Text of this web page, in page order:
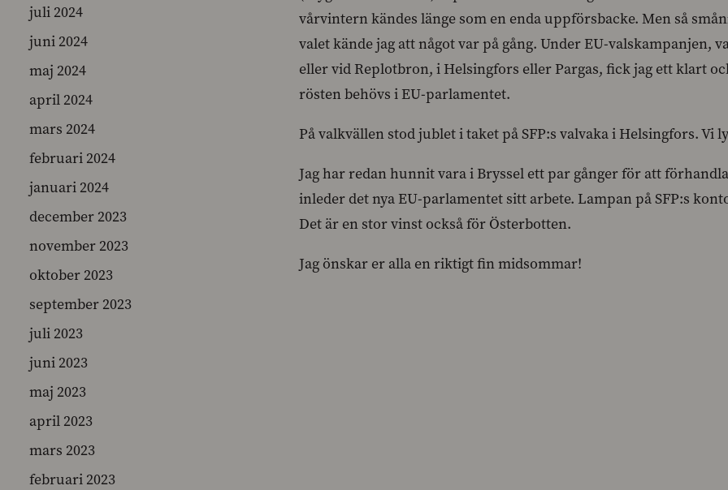
juli 2024
juni 2024
maj 2024
april 2024
mars 2024
februari 2024
januari 2024
december 2023
november 2023
oktober 2023
september 2023
juli 2023
juni 2023
maj 2023
april 2023
mars 2023
februari 2023
vårvintern kändes länge som en enda uppförsbacke. Men så
valet kände jag att något var på gång. Under EU-valskampanjen,
eller vid Replotbron, i Helsingfors eller Pargas, fick jag ett klart
rösten behövs i EU-parlamentet.
På valkvällen stod jublet i taket på SFP:s valvaka i Helsingfors. Vi
Jag har redan hunnit vara i Bryssel ett par gånger för att
inleder det nya EU-parlamentet sitt arbete. Lampan på SFP:s
Det är en stor vinst också för Österbotten.
Jag önskar er alla en riktigt fin midsommar!